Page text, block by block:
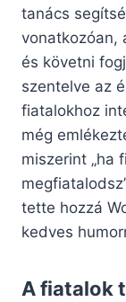
tanács
vonatkozóan,
és követni
szentelve az
fiatalokhoz
még
miszerint „ha
tette hozzá
kedves
A fiatalok